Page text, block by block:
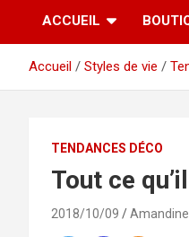
ACCUEIL
Accueil Styles de vie
TENDANCES DÉCO
Tout ce
2018/10/09 Amandine